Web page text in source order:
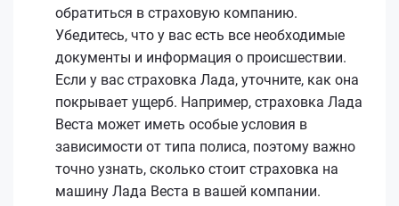
обратиться в страховую компанию.
Убедитесь, что у вас есть все необходимые
документы и информация о происшествии.
Если у вас страховка Лада, уточните, как она
покрывает ущерб. Например, страховка Лада
Веста может иметь особые условия в
зависимости от типа полиса, поэтому важно
точно узнать, сколько стоит страховка на
машину Лада Веста в вашей компании.